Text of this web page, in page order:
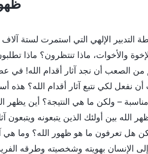
التدبير الإلهي التي استمرت لستة
والأخوات، ماذا تنتظرون؟ ماذا
من الصعب أن نجد آثار أقدام الله!
أن نفعل لكي نتبع آثار أقدام الله؟
– ولكن ما هي النتيجة؟ أين يظهر
الله بين أولئك الذين يتبعونه
هل تعرفون ما هو ظهور الله؟ وما هي
إلى الإنسان بهويته وشخصيته وطرقه